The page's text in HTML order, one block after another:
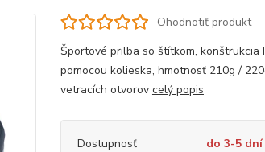
Ohodnotiť produkt
Športové prilba so štítkom, konštrukcia
pomocou kolieska, hmotnosť 210g /
vetracích otvorov celý popis
Dostupnosť
do 3-5 dní